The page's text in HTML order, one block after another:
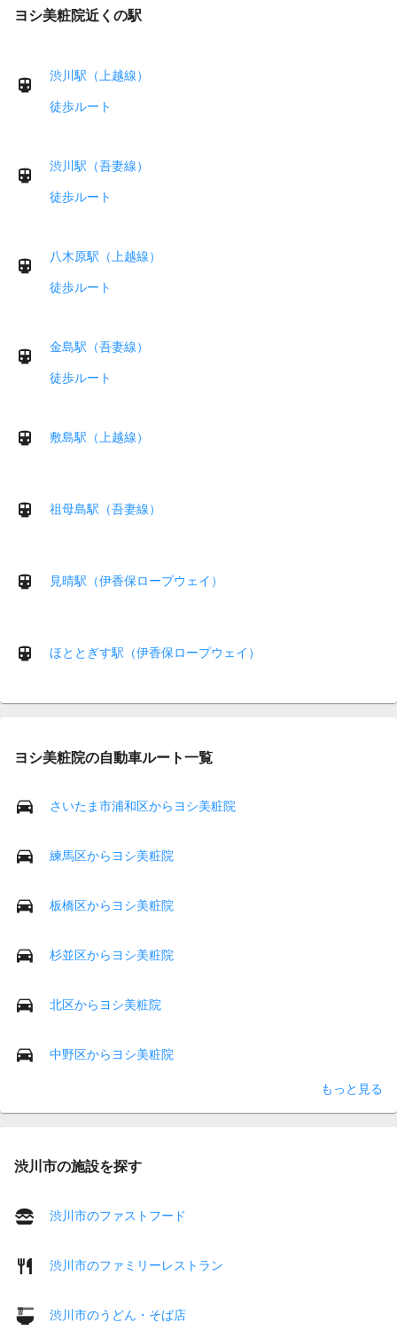
ヨシ美粧院近くの駅
渋川駅（上越線）
徒歩ルート
渋川駅（吾妻線）
徒歩ルート
八木原駅（上越線）
徒歩ルート
金島駅（吾妻線）
徒歩ルート
敷島駅（上越線）
祖母島駅（吾妻線）
見晴駅（伊香保ロープウェイ）
ほととぎす駅（伊香保ロープウェイ）
ヨシ美粧院の自動車ルート一覧
さいたま市浦和区からヨシ美粧院
練馬区からヨシ美粧院
板橋区からヨシ美粧院
杉並区からヨシ美粧院
北区からヨシ美粧院
中野区からヨシ美粧院
もっと見る
渋川市の施設を探す
渋川市のファストフード
渋川市のファミリーレストラン
渋川市のうどん・そば店